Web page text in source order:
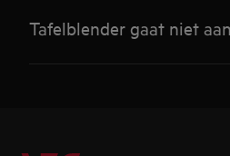
Tafelblender gaat niet aan